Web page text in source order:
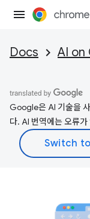
Docs AI on
Google은 AI 기술을
다. AI 번역에는 오류